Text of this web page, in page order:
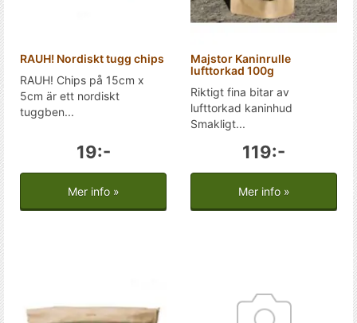
RAUH! Nordiskt tugg chips
RAUH! Chips på 15cm x
5cm är ett nordiskt
tuggben...
19:-
Mer info »
Majstor Kaninrulle
lufttorkad 100g
Riktigt fina bitar av
lufttorkad kaninhud
Smakligt...
119:-
Mer info »